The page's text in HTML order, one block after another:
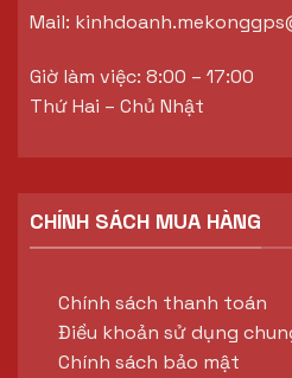
Mail:
Giờ làm việc: 8:00 – 17:00
Thứ Hai – Chủ Nhật
CHÍNH SÁCH MUA HÀNG
Chính sách thanh toán
Điều khoản sử dụng
Chính sách bảo mật